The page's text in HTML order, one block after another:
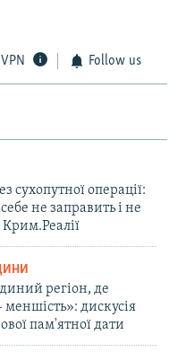
Follow us
сухопутної операції:
не заправить і не
Крим.Реалії
регіон, де
меншість»: дискусія
пам'ятної дати